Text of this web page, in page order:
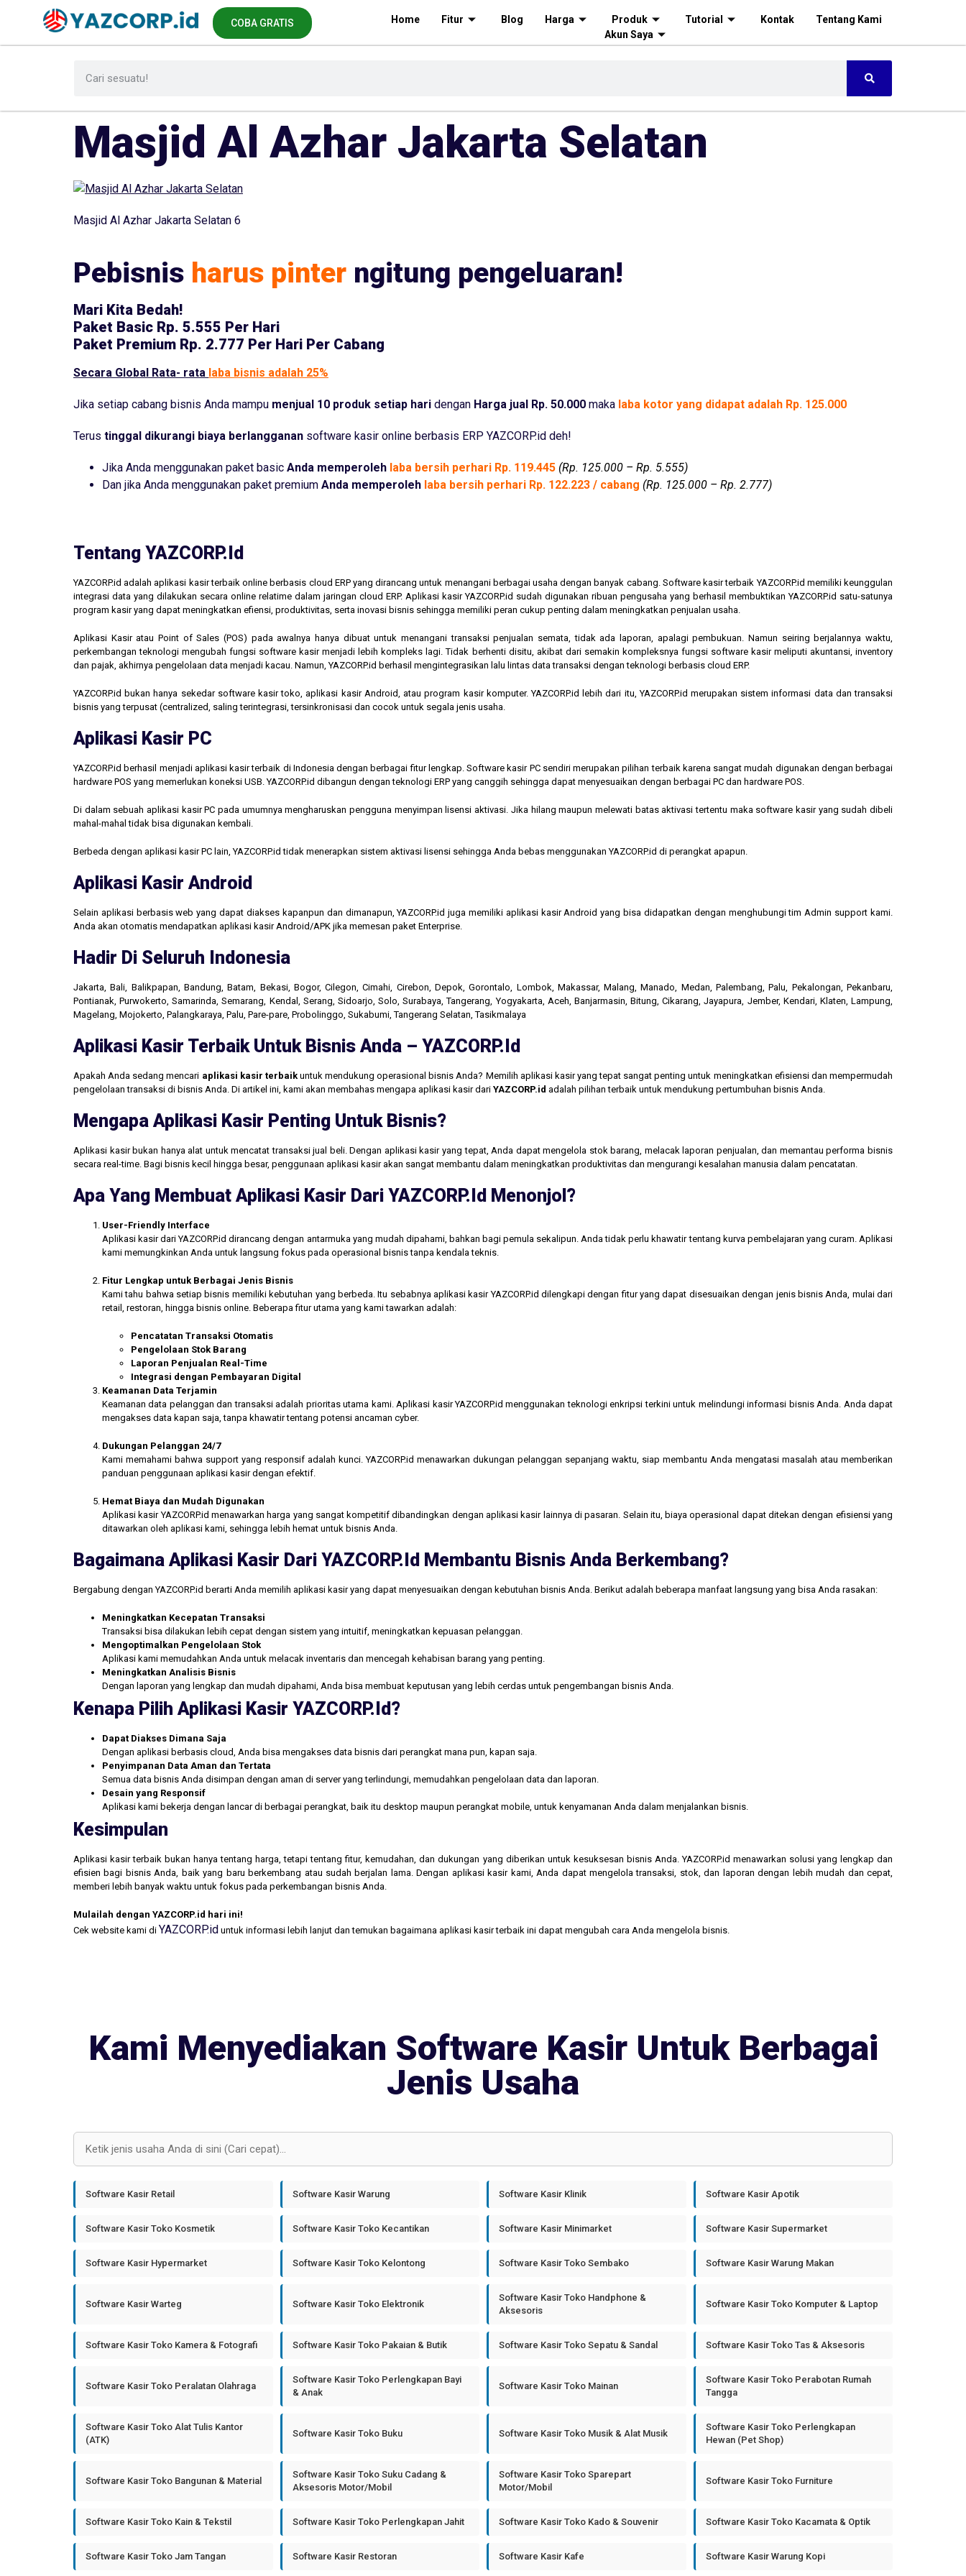
COBA GRATIS Home Fitur Blog Harga Produk Tutorial Kontak
Tentang Kami
Akun Saya
Masjid Al Azhar Jakarta Selatan
Masjid Al Azhar Jakarta Selatan 6
Pebisnis harus pinter ngitung pengeluaran!
Mari Kita Bedah!
Paket Basic Rp. 5.555 Per Hari
Paket Premium Rp. 2.777 Per Hari Per Cabang
Secara Global Rata- rata laba bisnis adalah 25%
Jika setiap cabang bisnis Anda mampu menjual 10 produk setiap hari dengan Harga jual Rp. 50.000 maka laba kotor yang didapat adalah Rp. 125.000
Terus tinggal dikurangi biaya berlangganan software kasir online berbasis ERP YAZCORP.id deh!
Jika Anda menggunakan paket basic Anda memperoleh laba bersih perhari Rp. 119.445 (Rp. 125.000 – Rp. 5.555)
Dan jika Anda menggunakan paket premium Anda memperoleh laba bersih perhari Rp. 122.223 / cabang (Rp. 125.000 – Rp. 2.777)
Tentang YAZCORP.id
YAZCORP.id adalah aplikasi kasir terbaik online berbasis cloud ERP yang dirancang untuk menangani berbagai usaha dengan banyak cabang. Software kasir terbaik YAZCORP.id memiliki keunggulan
integrasi data yang dilakukan secara online relatime dalam jaringan cloud ERP. Aplikasi kasir YAZCORP.id sudah digunakan ribuan pengusaha yang berhasil membuktikan YAZCORP.id satu-satunya
program kasir yang dapat meningkatkan efiensi, produktivitas, serta inovasi bisnis sehingga memiliki peran cukup penting dalam meningkatkan penjualan usaha.
Aplikasi Kasir atau Point of Sales (POS) pada awalnya hanya dibuat untuk menangani transaksi penjualan semata, tidak ada laporan, apalagi pembukuan. Namun seiring berjalannya waktu,
perkembangan teknologi mengubah fungsi software kasir menjadi lebih kompleks lagi. Tidak berhenti disitu, akibat dari semakin kompleksnya fungsi software kasir meliputi akuntansi, inventory
dan pajak, akhirnya pengelolaan data menjadi kacau. Namun, YAZCORP.id berhasil mengintegrasikan lalu lintas data transaksi dengan teknologi berbasis cloud ERP.
YAZCORP.id bukan hanya sekedar software kasir toko, aplikasi kasir Android, atau program kasir komputer. YAZCORP.id lebih dari itu, YAZCORP.id merupakan sistem informasi data dan transaksi
bisnis yang terpusat (centralized, saling terintegrasi, tersinkronisasi dan cocok untuk segala jenis usaha.
Aplikasi Kasir PC
YAZCORP.id berhasil menjadi aplikasi kasir terbaik di Indonesia dengan berbagai fitur lengkap. Software kasir PC sendiri merupakan pilihan terbaik karena sangat mudah digunakan dengan berbagai
hardware POS yang memerlukan koneksi USB. YAZCORP.id dibangun dengan teknologi ERP yang canggih sehingga dapat menyesuaikan dengan berbagai PC dan hardware POS.
Di dalam sebuah aplikasi kasir PC pada umumnya mengharuskan pengguna menyimpan lisensi aktivasi. Jika hilang maupun melewati batas aktivasi tertentu maka software kasir yang sudah dibeli
mahal-mahal tidak bisa digunakan kembali.
Berbeda dengan aplikasi kasir PC lain, YAZCORP.id tidak menerapkan sistem aktivasi lisensi sehingga Anda bebas menggunakan YAZCORP.id di perangkat apapun.
Aplikasi Kasir Android
Selain aplikasi berbasis web yang dapat diakses kapanpun dan dimanapun, YAZCORP.id juga memiliki aplikasi kasir Android yang bisa didapatkan dengan menghubungi tim Admin support kami.
Anda akan otomatis mendapatkan aplikasi kasir Android/APK jika memesan paket Enterprise.
Hadir Di Seluruh Indonesia
Jakarta, Bali, Balikpapan, Bandung, Batam, Bekasi, Bogor, Cilegon, Cimahi, Cirebon, Depok, Gorontalo, Lombok, Makassar, Malang, Manado, Medan, Palembang, Palu, Pekalongan, Pekanbaru,
Pontianak, Purwokerto, Samarinda, Semarang, Kendal, Serang, Sidoarjo, Solo, Surabaya, Tangerang, Yogyakarta, Aceh, Banjarmasin, Bitung, Cikarang, Jayapura, Jember, Kendari, Klaten, Lampung,
Magelang, Mojokerto, Palangkaraya, Palu, Pare-pare, Probolinggo, Sukabumi, Tangerang Selatan, Tasikmalaya
Aplikasi Kasir Terbaik Untuk Bisnis Anda – YAZCORP.id
Apakah Anda sedang mencari aplikasi kasir terbaikuntuk mendukung operasional bisnis Anda? Memilih aplikasi kasir yang tepat sangat penting untuk meningkatkan efisiensi dan mempermudah
pengelolaan transaksi di bisnis Anda. Di artikel ini, kami akan membahas mengapa aplikasi kasir dari YAZCORP.id adalah pilihan terbaik untuk mendukung pertumbuhan bisnis Anda.
Mengapa Aplikasi Kasir Penting Untuk Bisnis?
Aplikasi kasir bukan hanya alat untuk mencatat transaksi jual beli. Dengan aplikasi kasir yang tepat, Anda dapat mengelola stok barang, melacak laporan penjualan, dan memantau performa bisnis
secara real-time. Bagi bisnis kecil hingga besar, penggunaan aplikasi kasir akan sangat membantu dalam meningkatkan produktivitas dan mengurangi kesalahan manusia dalam pencatatan.
Apa Yang Membuat Aplikasi Kasir Dari YAZCORP.id Menonjol?
User-Friendly Interface
Aplikasi kasir dari YAZCORP.id dirancang dengan antarmuka yang mudah dipahami, bahkan bagi pemula sekalipun. Anda tidak perlu khawatir tentang kurva pembelajaran yang curam. Aplikasi
kami memungkinkan Anda untuk langsung fokus pada operasional bisnis tanpa kendala teknis.
Fitur Lengkap untuk Berbagai Jenis Bisnis
Kami tahu bahwa setiap bisnis memiliki kebutuhan yang berbeda. Itu sebabnya aplikasi kasir YAZCORP.id dilengkapi dengan fitur yang dapat disesuaikan dengan jenis bisnis Anda, mulai dari
retail, restoran, hingga bisnis online. Beberapa fitur utama yang kami tawarkan adalah:
Pencatatan Transaksi Otomatis
Pengelolaan Stok Barang
Laporan Penjualan Real-Time
Integrasi dengan Pembayaran Digital
Keamanan Data Terjamin
Keamanan data pelanggan dan transaksi adalah prioritas utama kami. Aplikasi kasir YAZCORP.id menggunakan teknologi enkripsi terkini untuk melindungi informasi bisnis Anda. Anda dapat
mengakses data kapan saja, tanpa khawatir tentang potensi ancaman cyber.
Dukungan Pelanggan 24/7
Kami memahami bahwa support yang responsif adalah kunci. YAZCORP.id menawarkan dukungan pelanggan sepanjang waktu, siap membantu Anda mengatasi masalah atau memberikan
panduan penggunaan aplikasi kasir dengan efektif.
Hemat Biaya dan Mudah Digunakan
Aplikasi kasir YAZCORP.id menawarkan harga yang sangat kompetitif dibandingkan dengan aplikasi kasir lainnya di pasaran. Selain itu, biaya operasional dapat ditekan dengan efisiensi yang
ditawarkan oleh aplikasi kami, sehingga lebih hemat untuk bisnis Anda.
Bagaimana Aplikasi Kasir Dari YAZCORP.id Membantu Bisnis Anda Berkembang?
Bergabung dengan YAZCORP.id berarti Anda memilih aplikasi kasir yang dapat menyesuaikan dengan kebutuhan bisnis Anda. Berikut adalah beberapa manfaat langsung yang bisa Anda rasakan:
Meningkatkan Kecepatan Transaksi
Transaksi bisa dilakukan lebih cepat dengan sistem yang intuitif, meningkatkan kepuasan pelanggan.
Mengoptimalkan Pengelolaan Stok
Aplikasi kami memudahkan Anda untuk melacak inventaris dan mencegah kehabisan barang yang penting.
Meningkatkan Analisis Bisnis
Dengan laporan yang lengkap dan mudah dipahami, Anda bisa membuat keputusan yang lebih cerdas untuk pengembangan bisnis Anda.
Kenapa Pilih Aplikasi Kasir YAZCORP.id?
Dapat Diakses Dimana Saja
Dengan aplikasi berbasis cloud, Anda bisa mengakses data bisnis dari perangkat mana pun, kapan saja.
Penyimpanan Data Aman dan Tertata
Semua data bisnis Anda disimpan dengan aman di server yang terlindungi, memudahkan pengelolaan data dan laporan.
Desain yang Responsif
Aplikasi kami bekerja dengan lancar di berbagai perangkat, baik itu desktop maupun perangkat mobile, untuk kenyamanan Anda dalam menjalankan bisnis.
Kesimpulan
Aplikasi kasir terbaik bukan hanya tentang harga, tetapi tentang fitur, kemudahan, dan dukungan yang diberikan untuk kesuksesan bisnis Anda. YAZCORP.id menawarkan solusi yang lengkap dan
efisien bagi bisnis Anda, baik yang baru berkembang atau sudah berjalan lama. Dengan aplikasi kasir kami, Anda dapat mengelola transaksi, stok, dan laporan dengan lebih mudah dan cepat,
memberi lebih banyak waktu untuk fokus pada perkembangan bisnis Anda.
Mulailah dengan YAZCORP.id hari ini!
Cek website kami di YAZCORP.id untuk informasi lebih lanjut dan temukan bagaimana aplikasi kasir terbaik ini dapat mengubah cara Anda mengelola bisnis.
Kami Menyediakan Software Kasir Untuk Berbagai
Jenis Usaha
Software Kasir Retail Software Kasir Warung Software Kasir Klinik Software Kasir Apotik
Software Kasir Toko Kosmetik Software Kasir Toko Kecantikan Software Kasir Minimarket Software Kasir Supermarket
Software Kasir Hypermarket Software Kasir Toko Kelontong Software Kasir Toko Sembako Software Kasir Warung Makan
Software Kasir Warteg Software Kasir Toko Elektronik
Software Kasir Toko Handphone &
Aksesoris
Software Kasir Toko Komputer & Laptop
Software Kasir Toko Kamera & Fotografi Software Kasir Toko Pakaian & Butik Software Kasir Toko Sepatu & Sandal Software Kasir Toko Tas & Aksesoris
Software Kasir Toko Peralatan Olahraga
Software Kasir Toko Perlengkapan Bayi
& Anak
Software Kasir Toko Mainan
Software Kasir Toko Perabotan Rumah
Tangga
Software Kasir Toko Alat Tulis Kantor
(ATK)
Software Kasir Toko Buku Software Kasir Toko Musik & Alat Musik
Software Kasir Toko Perlengkapan
Hewan (Pet Shop)
Software Kasir Toko Bangunan & Material
Software Kasir Toko Suku Cadang &
Aksesoris Motor/Mobil
Software Kasir Toko Sparepart
Motor/Mobil
Software Kasir Toko Furniture
Software Kasir Toko Kain & Tekstil Software Kasir Toko Perlengkapan Jahit Software Kasir Toko Kado & Souvenir Software Kasir Toko Kacamata & Optik
Software Kasir Toko Jam Tangan Software Kasir Restoran Software Kasir Kafe Software Kasir Warung Kopi